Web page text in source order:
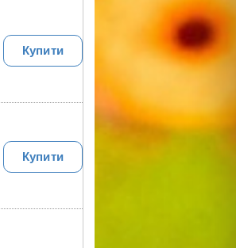
Купити
Купити